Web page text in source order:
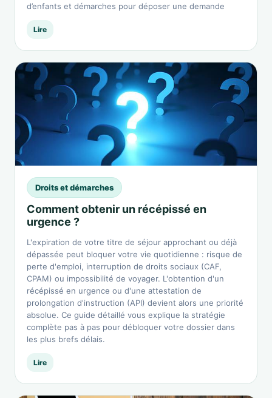
d’enfants et démarches pour déposer une demande
Lire
Droits et démarches
Comment obtenir un récépissé en
urgence ?
L'expiration de votre titre de séjour approchant ou déjà
dépassée peut bloquer votre vie quotidienne : risque de
perte d'emploi, interruption de droits sociaux (CAF,
CPAM) ou impossibilité de voyager. L'obtention d'un
récépissé en urgence ou d'une attestation de
prolongation d'instruction (API) devient alors une priorité
absolue. Ce guide détaillé vous explique la stratégie
complète pas à pas pour débloquer votre dossier dans
les plus brefs délais.
Lire